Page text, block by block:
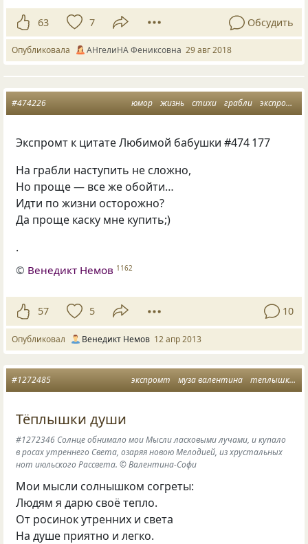
63 7 Обсудить
Опубликовала АНгелиНА Фениксовна 29 авг 2018
юмор жизнь стихи грабли экспромт
#474226
Экспромт к цитате Любимой бабушки #474 177
На грабли наступить не сложно,
Но проще — все же обойти…
Идти по жизни осторожно?
Да проще каску мне купить;)
.
© Венедикт Немов 1162
57 5 10
Опубликовал Венедикт Немов 12 апр 2013
экспромт муза валентина теплышки души
#1272485
Тёплышки души
#1272346 Солнце обнимало мои Мысли ласковыми лучами, и купало
в росах утреннего Света, озаряя новою Мелодией, из хрустальных
нот июльского Рассвета. © Валентина-Софи
Мои мысли солнышком согреты:
Людям я дарю своё тепло.
От росинок утренних и света
На душе приятно и легко.